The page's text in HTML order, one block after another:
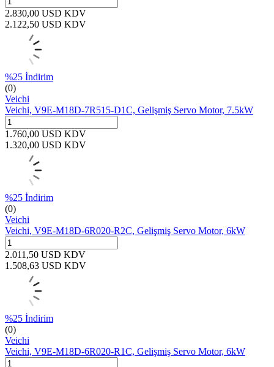
2.830,00 USD KDV
2.122,50 USD KDV
%25 İndirim
(0)
Veichi
Veichi, V9E-M18D-7R515-D1C, Gelişmiş Servo Motor, 7.5kW
1.760,00 USD KDV
1.320,00 USD KDV
%25 İndirim
(0)
Veichi
Veichi, V9E-M18D-6R020-R2C, Gelişmiş Servo Motor, 6kW
2.011,50 USD KDV
1.508,63 USD KDV
%25 İndirim
(0)
Veichi
Veichi, V9E-M18D-6R020-R1C, Gelişmiş Servo Motor, 6kW